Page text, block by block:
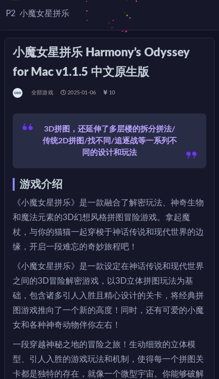
P2 小魔女星拼乐
小魔女星拼乐 Harmony’s Odyssey
for Mac v1.1.5 中文原生版
全部游戏 2025-01-06 10
3D拼图，还延伸了多层楼的拆分拼法/
传统2D拼图/找不同/追逐战等一系列不
同的设计和玩法
游戏介绍
《小魔女星拼乐》是一款融合了解密玩法、神奇生物
和魔法元素的3D幻想风格拼图冒险游戏。拿起魔
杖，与你的猫猫一起穿梭于神话传说和现代世界的边
缘，开启一段难忘的奇妙旅程吧！
《小魔女星拼乐》是一款设定在神话传说和现代世界
之间的3D冒险解密游戏，以3D立体拼图玩法为基
础，包含诸多引人入胜且精心设计的关卡，将经典拼
图游戏推向了一个新的高度！同时，还有可爱的小魔
女和各种神奇动物伴你左右！
一段穿越神秘之地的冒险之旅！生动细致的立体模
型、引人入胜的游戏玩法和机制，使得每一个拼图关
卡都是独特的存在，就像一个微型宇宙。你能够破解